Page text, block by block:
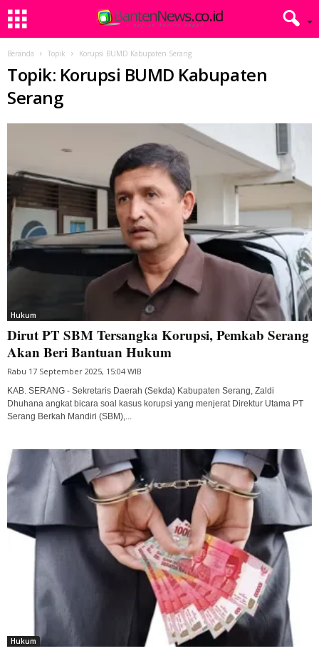
Beranda Topik Korupsi BUMD Kabupaten Serang
Topik: Korupsi BUMD Kabupaten
Serang
Hukum
Dirut PT SBM Tersangka Korupsi, Pemkab Serang
Akan Beri Bantuan Hukum
Rabu 17 September 2025, 15:04 WIB
KAB. SERANG - Sekretaris Daerah (Sekda) Kabupaten Serang, Zaldi
Dhuhana angkat bicara soal kasus korupsi yang menjerat Direktur Utama PT
Serang Berkah Mandiri (SBM),...
Hukum